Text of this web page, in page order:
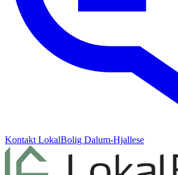
Kontakt LokalBolig Dalum-Hjallese